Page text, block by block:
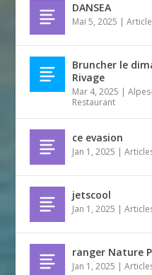
DANSEA
Mai 5, 2025 |
Bruncher le
Rivage
Mar 4, 2025 |
Restaurant
ce evasion
Jan 1, 2025 |
jetscool
Jan 1, 2025 |
ranger Nature
Jan 1, 2025 |